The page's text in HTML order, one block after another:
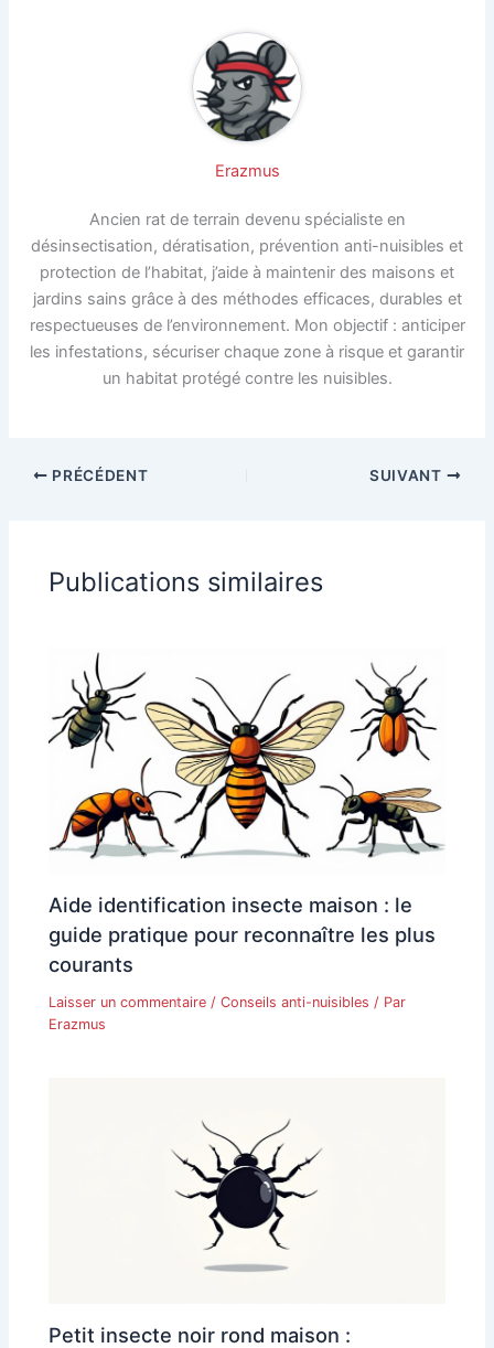
Erazmus
Ancien rat de terrain devenu spécialiste en
désinsectisation, dératisation, prévention anti-nuisibles et
protection de l’habitat, j’aide à maintenir des maisons et
jardins sains grâce à des méthodes efficaces, durables et
respectueuses de l’environnement. Mon objectif : anticiper
les infestations, sécuriser chaque zone à risque et garantir
un habitat protégé contre les nuisibles.
PRÉCÉDENT SUIVANT
Publications similaires
Aide identification insecte maison : le
guide pratique pour reconnaître les plus
courants
Laisser un commentaire /Conseils anti-nuisibles / Par
Erazmus
Petit insecte noir rond maison :